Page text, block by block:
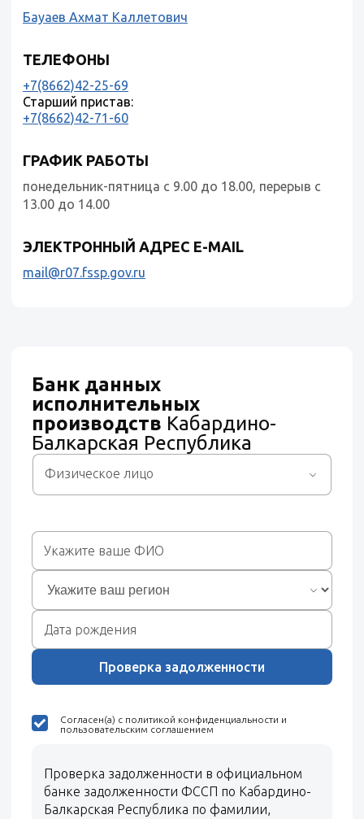
Бауаев Ахмат Каллетович
ТЕЛЕФОНЫ
+7(8662)42-25-69
Старший пристав:
+7(8662)42-71-60
ГРАФИК РАБОТЫ
понедельник-пятница с 9.00 до 18.00, перерыв с
13.00 до 14.00
ЭЛЕКТРОННЫЙ АДРЕС E-MAIL
mail@r07.fssp.gov.ru
Банк данных
исполнительных
производств Кабардино-
Балкарская Республика
Физическое лицо
Проверка задолженности
Согласен(а) с политикой конфиденциальности и
пользовательским соглашением
Проверка задолженности в официальном
банке задолженности ФССП по Кабардино-
Балкарская Республика по фамилии,